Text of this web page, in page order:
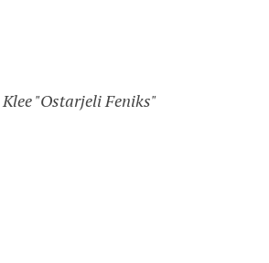
"Ostarjeli Feniks"